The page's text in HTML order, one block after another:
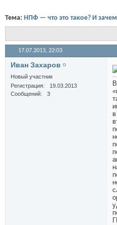
Тема: НПФ — что это такое? И
17.07.2013, 22:03
Иван Захаров
Новый участник
Регистрация
19.03.2013
Сообщений
3